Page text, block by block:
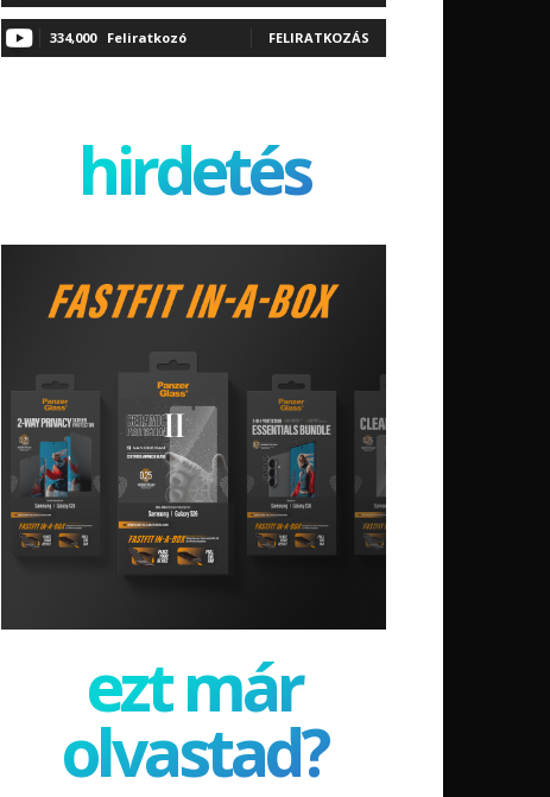
334,000 Feliratkozó FELIRATKOZÁS
hirdetés
ezt már
olvastad?